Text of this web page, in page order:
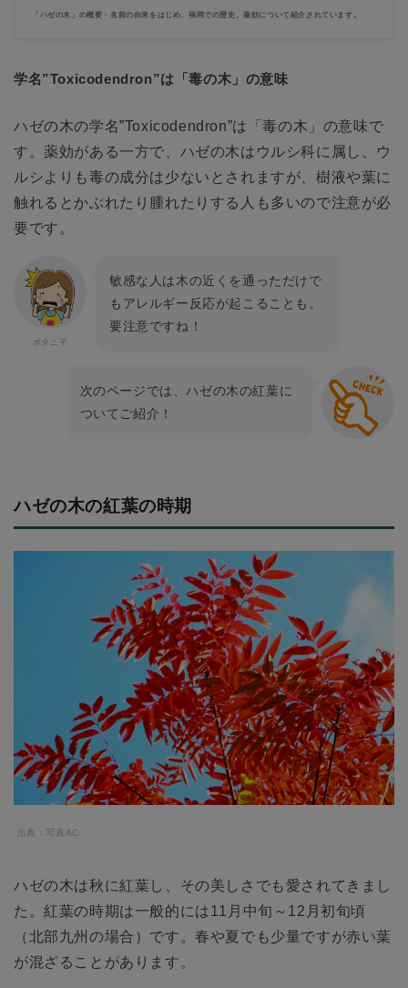
「ハゼの木」の概要・名前の由来をはじめ、福岡での歴史、薬効について紹介されています。
学名”Toxicodendron”は「毒の木」の意味
ハゼの木の学名”Toxicodendron”は「毒の木」の意味で
す。薬効がある一方で、ハゼの木はウルシ科に属し、ウ
ルシよりも毒の成分は少ないとされますが、樹液や葉に
触れるとかぶれたり腫れたりする人も多いので注意が必
要です。
敏感な人は木の近くを通っただけで
もアレルギー反応が起こることも。
要注意ですね！
次のページでは、ハゼの木の紅葉に
ついてご紹介！
ハゼの木の紅葉の時期
出典：写真AC
ハゼの木は秋に紅葉し、その美しさでも愛されてきまし
た。紅葉の時期は一般的には11月中旬～12月初旬頃
（北部九州の場合）です。春や夏でも少量ですが赤い葉
が混ざることがあります。